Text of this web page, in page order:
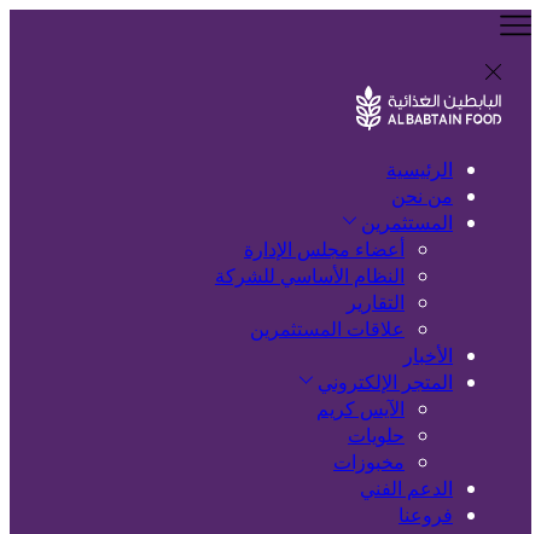
الرئيسية
من نحن
المستثمرين
أعضاء مجلس الإدارة
النظام الأساسي للشركة
التقارير
علاقات المستثمرين
الأخبار
المتجر الإلكتروني
الآيس كريم
حلويات
مخبوزات
الدعم الفني
فروعنا